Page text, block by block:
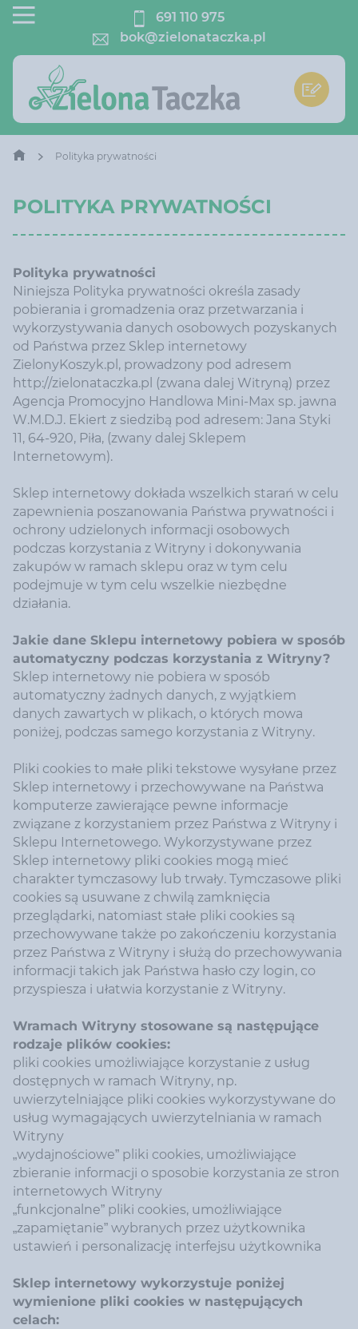
691 110 975
bok@zielonataczka.pl
Polityka prywatności
POLITYKA PRYWATNOŚCI
Polityka prywatności
Niniejsza Polityka prywatności określa zasady
pobierania i gromadzenia oraz przetwarzania i
wykorzystywania danych osobowych pozyskanych
od Państwa przez Sklep internetowy
ZielonyKoszyk.pl, prowadzony pod adresem
http://zielonataczka.pl (zwana dalej Witryną) przez
Agencja Promocyjno Handlowa Mini-Max sp. jawna
W.M.D.J. Ekiert z siedzibą pod adresem: Jana Styki
11, 64-920, Piła, (zwany dalej Sklepem
Internetowym).
Sklep internetowy dokłada wszelkich starań w celu
zapewnienia poszanowania Państwa prywatności i
ochrony udzielonych informacji osobowych
podczas korzystania z Witryny i dokonywania
zakupów w ramach sklepu oraz w tym celu
podejmuje w tym celu wszelkie niezbędne
działania.
Jakie dane Sklepu internetowy pobiera w sposób
automatyczny podczas korzystania z Witryny?
Sklep internetowy nie pobiera w sposób
automatyczny żadnych danych, z wyjątkiem
danych zawartych w plikach, o których mowa
poniżej, podczas samego korzystania z Witryny.
Pliki cookies to małe pliki tekstowe wysyłane przez
Sklep internetowy i przechowywane na Państwa
komputerze zawierające pewne informacje
związane z korzystaniem przez Państwa z Witryny i
Sklepu Internetowego. Wykorzystywane przez
Sklep internetowy pliki cookies mogą mieć
charakter tymczasowy lub trwały. Tymczasowe pliki
cookies są usuwane z chwilą zamknięcia
przeglądarki, natomiast stałe pliki cookies są
przechowywane także po zakończeniu korzystania
przez Państwa z Witryny i służą do przechowywania
informacji takich jak Państwa hasło czy login, co
przyspiesza i ułatwia korzystanie z Witryny.
Wramach Witryny stosowane są następujące
rodzaje plików cookies:
pliki cookies umożliwiające korzystanie z usług
dostępnych w ramach Witryny, np.
uwierzytelniające pliki cookies wykorzystywane do
usług wymagających uwierzytelniania w ramach
Witryny
„wydajnościowe” pliki cookies, umożliwiające
zbieranie informacji o sposobie korzystania ze stron
internetowych Witryny
„funkcjonalne” pliki cookies, umożliwiające
„zapamiętanie” wybranych przez użytkownika
ustawień i personalizację interfejsu użytkownika
Sklep internetowy wykorzystuje poniżej
wymienione pliki cookies w następujących
celach: